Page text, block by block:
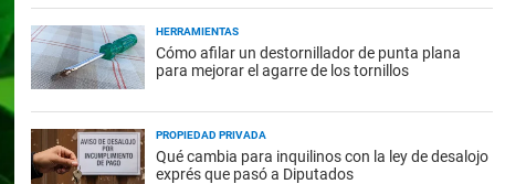
HERRAMIENTAS
Cómo afilar un destornillador de punta plana
para mejorar el agarre de los tornillos
PROPIEDAD PRIVADA
Qué cambia para inquilinos con la ley de desalojo
exprés que pasó a Diputados